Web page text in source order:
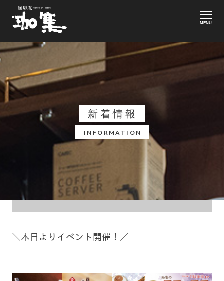
MENU
新着情報
INFORMATION
＼本日よりイベント開催！／